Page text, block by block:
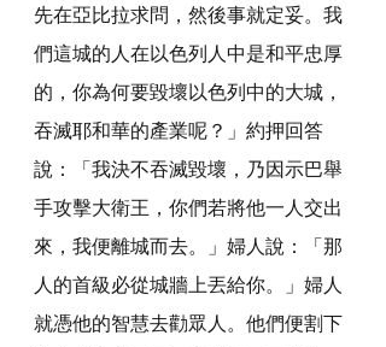
先在亞比拉求問，然後事就定妥。我
們這城的人在以色列人中是和平忠厚
的，你為何要毀壞以色列中的大城，
吞滅耶和華的產業呢？」約押回答
說：「我決不吞滅毀壞，乃因示巴舉
手攻擊大衛王，你們若將他一人交出
來，我便離城而去。」婦人說：「那
人的首級必從城牆上丟給你。」婦人
就憑他的智慧去勸眾人。他們便割下